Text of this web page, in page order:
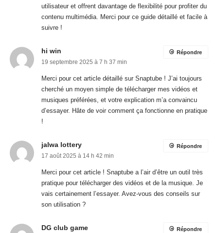
utilisateur et offrent davantage de flexibilité pour profiter du
contenu multimédia. Merci pour ce guide détaillé et facile à
suivre !
hi win
19 septembre 2025 à 7 h 37 min
Merci pour cet article détaillé sur Snaptube ! J’ai toujours
cherché un moyen simple de télécharger mes vidéos et
musiques préférées, et votre explication m’a convaincu
d’essayer. Hâte de voir comment ça fonctionne en pratique
!
Répondre
jalwa lottery
17 août 2025 à 14 h 42 min
Merci pour cet article ! Snaptube a l’air d’être un outil très
pratique pour télécharger des vidéos et de la musique. Je
vais certainement l’essayer. Avez-vous des conseils sur
son utilisation ?
Répondre
DG club game Répondre